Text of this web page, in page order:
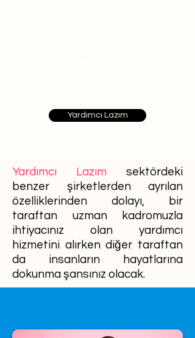
Yardımcı Lazım
Yardımcı Lazım sektördeki
benzer şirketlerden ayrılan
özelliklerinden dolayı, bir
taraftan uzman kadromuzla
ihtiyacınız olan yardımcı
hizmetini alırken diğer taraftan
da insanların hayatlarına
dokunma şansınız olacak.